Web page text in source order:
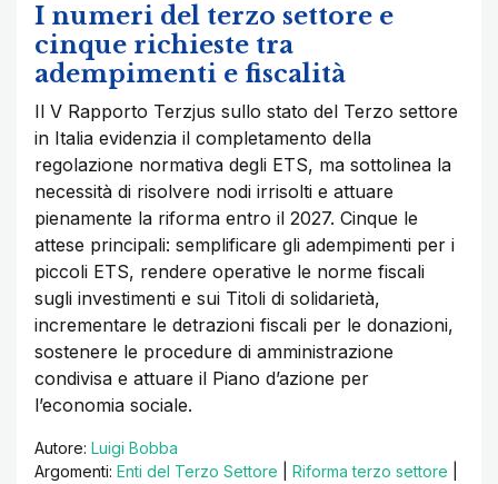
I numeri del terzo settore e
cinque richieste tra
adempimenti e fiscalità
Il V Rapporto Terzjus sullo stato del Terzo settore
in Italia evidenzia il completamento della
regolazione normativa degli ETS, ma sottolinea la
necessità di risolvere nodi irrisolti e attuare
pienamente la riforma entro il 2027. Cinque le
attese principali: semplificare gli adempimenti per i
piccoli ETS, rendere operative le norme fiscali
sugli investimenti e sui Titoli di solidarietà,
incrementare le detrazioni fiscali per le donazioni,
sostenere le procedure di amministrazione
condivisa e attuare il Piano d’azione per
l’economia sociale.
Autore: Luigi Bobba
Argomenti: Enti del Terzo Settore Riforma terzo settore